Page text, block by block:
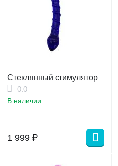
Стеклянный стимулятор
0.0
В наличии
1 999 ₽